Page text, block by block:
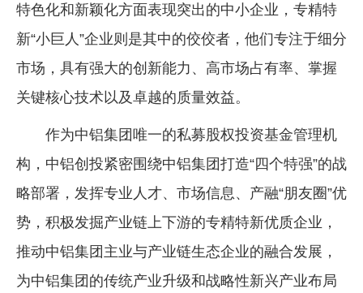
特色化和新颖化方面表现突出的中小企业，专精特
新“小巨人”企业则是其中的佼佼者，他们专注于细分
市场，具有强大的创新能力、高市场占有率、掌握
关键核心技术以及卓越的质量效益。
作为中铝集团唯一的私募股权投资基金管理机
构，中铝创投紧密围绕中铝集团打造“四个特强”的战
略部署，发挥专业人才、市场信息、产融“朋友圈”优
势，积极发掘产业链上下游的专精特新优质企业，
推动中铝集团主业与产业链生态企业的融合发展，
为中铝集团的传统产业升级和战略性新兴产业布局